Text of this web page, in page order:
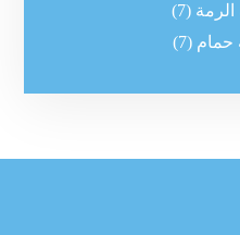
(7)
حمام (7)